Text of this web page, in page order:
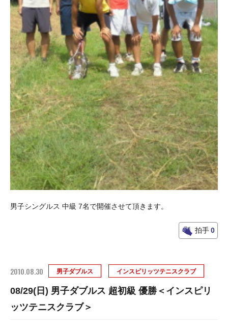
男子シングルス 中級 7名で開催させて頂きます。
拍手0
2010.08.30 男子ダブルス インスピリッツテニスクラブ
08/29(日) 男子ダブルス 超初級 優勝＜インスピリ
ッツテニスクラブ＞